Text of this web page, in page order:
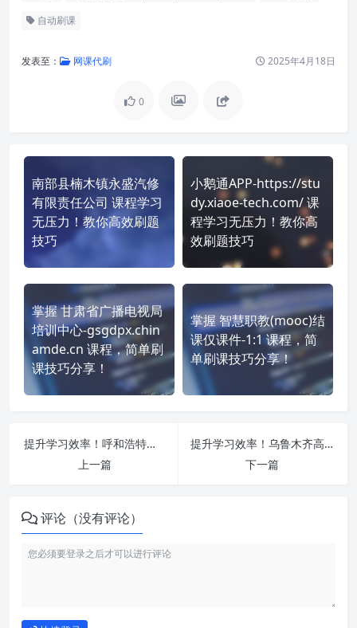
自动刷课
发表至： 网课代刷 2025年4月18日
0
南部县楠木镇永盛汽修
有限责任公司 课程学习
无压力！教你高效刷题
技巧
小鹅通APP-https://stu
dy.xiaoe-tech.com/ 课
程学习无压力！教你高
效刷题技巧
掌握 甘肃省广播电视局
培训中心-gsgdpx.chin
amde.cn 课程，简单刷
课技巧分享！
掌握 智慧职教(mooc)结
课仅课件-1:1 课程，简
单刷课技巧分享！
提升学习效率！呼和浩特职业学院-专业技术人员继续教育基地 http://hs.ylxue.net/ 刷课方法全揭秘
上一篇
提升学习效率！乌鲁木齐高新区（新市区）南师博仁职业培训学校 http://nsbr.lllnet.cn/ 刷课方法全揭秘
下一篇
评论（没有评论）